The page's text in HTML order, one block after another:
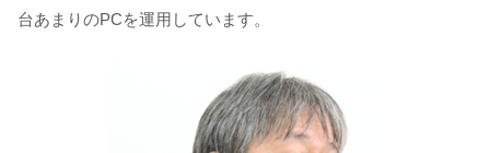
台あまりのPCを運用しています。